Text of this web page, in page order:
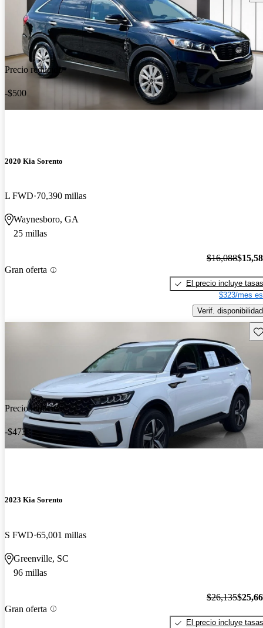
Precio reducido
-$500
2020 Kia Sorento
L FWD 70,390 millas
Waynesboro, GA
25 millas
Gran oferta
$16,088
El precio incluye tasas
$323/mes
Verif. disponibilidad
Precio reducido
-$473
2023 Kia Sorento
S FWD 65,001 millas
Greenville, SC
96 millas
Gran oferta
$26,135
El precio incluye tasas